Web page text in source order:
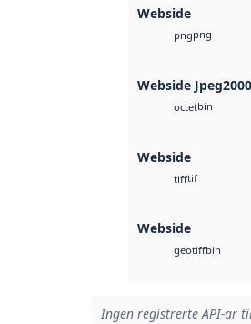
Webside
pngpng
Webside Jpeg2000
octetbin
Webside
tifftif
Webside
geotiffbin
Ingen registrerte API-ar